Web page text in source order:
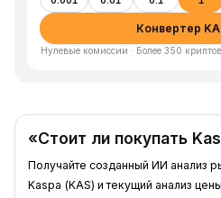
Конвертер
Нулевые комиссии · Более 350
«Стоит ли покупать
Получайте созданный ИИ анализ
Kaspa (KAS) и текущий анализ